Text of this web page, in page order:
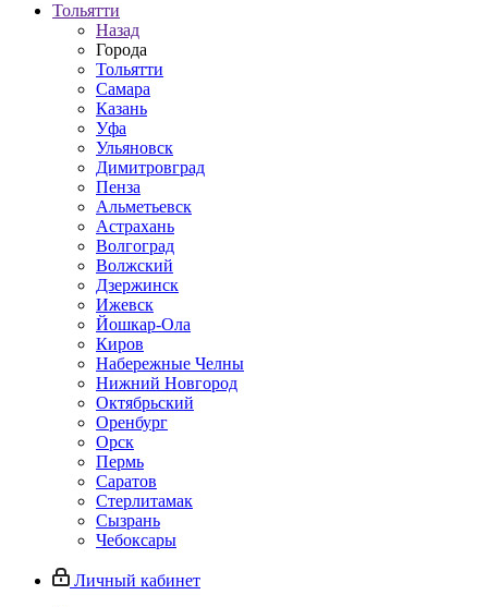
Тольятти
Назад
Города
Тольятти
Самара
Казань
Уфа
Ульяновск
Димитровград
Пенза
Альметьевск
Астрахань
Волгоград
Волжский
Дзержинск
Ижевск
Йошкар-Ола
Киров
Набережные Челны
Нижний Новгород
Октябрьский
Оренбург
Орск
Пермь
Саратов
Стерлитамак
Сызрань
Чебоксары
Личный кабинет